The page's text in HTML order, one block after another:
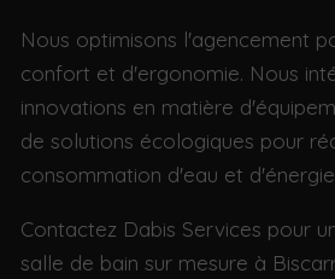
Nous optimisons l'agencement
confort et d'ergonomie. Nous
innovations en matière
de solutions écologiques pour
consommation d'eau et
Contactez Dabis Services pour
salle de bain sur mesure à